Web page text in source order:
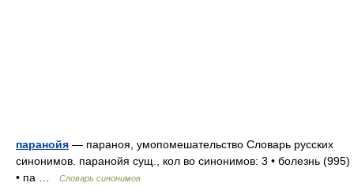
паранойя — параноя, умопомешательство Словарь русских
синонимов. паранойя сущ., кол во синонимов: 3 • болезнь (995)
• па …
Словарь синонимов